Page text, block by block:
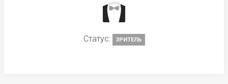
Статус: ЗРИТЕЛЬ